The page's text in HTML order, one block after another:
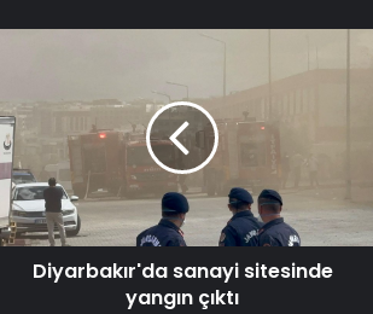
Diyarbakır'da sanayi sitesinde
yangın çıktı